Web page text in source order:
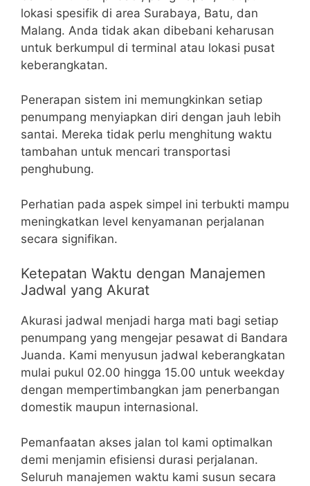
lokasi spesifik di area Surabaya, Batu, dan
Malang. Anda tidak akan dibebani keharusan
untuk berkumpul di terminal atau lokasi pusat
keberangkatan.
Penerapan sistem ini memungkinkan setiap
penumpang menyiapkan diri dengan jauh lebih
santai. Mereka tidak perlu menghitung waktu
tambahan untuk mencari transportasi
penghubung.
Perhatian pada aspek simpel ini terbukti mampu
meningkatkan level kenyamanan perjalanan
secara signifikan.
Ketepatan Waktu dengan Manajemen
Jadwal yang Akurat
Akurasi jadwal menjadi harga mati bagi setiap
penumpang yang mengejar pesawat di Bandara
Juanda. Kami menyusun jadwal keberangkatan
mulai pukul 02.00 hingga 15.00 untuk weekday
dengan mempertimbangkan jam penerbangan
domestik maupun internasional.
Pemanfaatan akses jalan tol kami optimalkan
demi menjamin efisiensi durasi perjalanan.
Seluruh manajemen waktu kami susun secara